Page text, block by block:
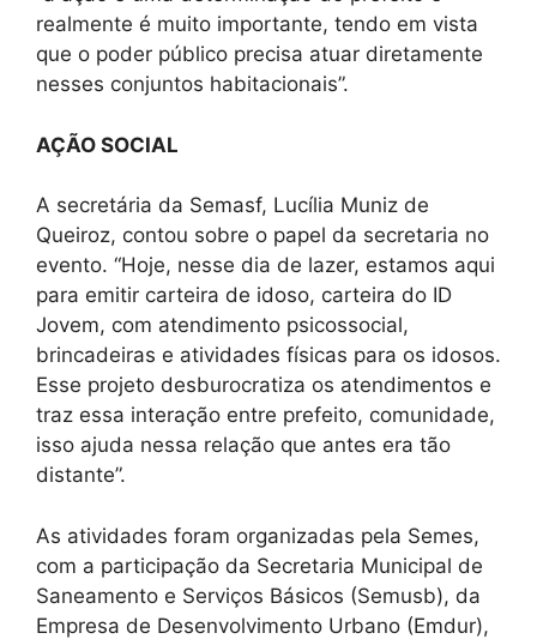
realmente é muito importante, tendo em vista
que o poder público precisa atuar diretamente
nesses conjuntos habitacionais”.
AÇÃO SOCIAL
A secretária da Semasf, Lucília Muniz de
Queiroz, contou sobre o papel da secretaria no
evento. “Hoje, nesse dia de lazer, estamos aqui
para emitir carteira de idoso, carteira do ID
Jovem, com atendimento psicossocial,
brincadeiras e atividades físicas para os idosos.
Esse projeto desburocratiza os atendimentos e
traz essa interação entre prefeito, comunidade,
isso ajuda nessa relação que antes era tão
distante”.
As atividades foram organizadas pela Semes,
com a participação da Secretaria Municipal de
Saneamento e Serviços Básicos (Semusb), da
Empresa de Desenvolvimento Urbano (Emdur),